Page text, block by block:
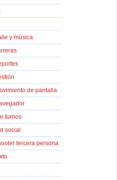
y música
de pantalla
turnos
social
tercera persona